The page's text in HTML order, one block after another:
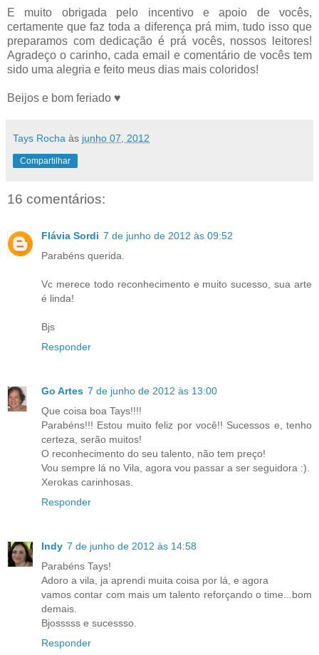
E muito obrigada pelo incentivo e apoio de vocês,
certamente que faz toda a diferença prá mim, tudo isso que
preparamos com dedicação é prá vocês, nossos leitores!
Agradeço o carinho, cada email e comentário de vocês tem
sido uma alegria e feito meus dias mais coloridos!
Beijos e bom feriado ♥
Tays Rocha às junho 07, 2012
Compartilhar
16 comentários:
Flávia Sordi 7 de junho de 2012 às 09:52
Parabéns querida.
Vc merece todo reconhecimento e muito sucesso, sua arte
é linda!
Bjs
Responder
Go Artes 7 de junho de 2012 às 13:00
Que coisa boa Tays!!!!
Parabéns!!! Estou muito feliz por você!! Sucessos e, tenho
certeza, serão muitos!
O reconhecimento do seu talento, não tem preço!
Vou sempre lá no Vila, agora vou passar a ser seguidora :).
Xerokas carinhosas.
Responder
Indy 7 de junho de 2012 às 14:58
Parabéns Tays!
Adoro a vila, ja aprendi muita coisa por lá, e agora
vamos contar com mais um talento reforçando o time...bom
demais.
Bjosssss e sucessso.
Responder